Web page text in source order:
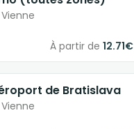
À partir de 12.71€
de Bratislava